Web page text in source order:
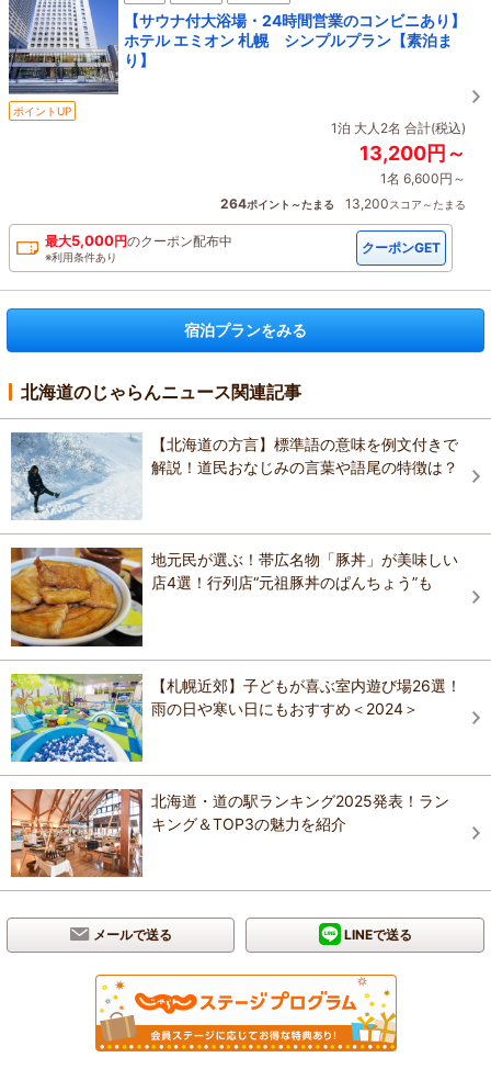
【サウナ付大浴場・24時間営業のコンビニあり】
ホテル エミオン 札幌 シンプルプラン【素泊ま
り】
ポイントUP
1泊 大人2名 合計(税込)
13,200円～
1名 6,600円～
264ポイント～たまる 13,200スコア～たまる
最大5,000円のクーポン配布中
※利用条件あり
クーポンGET
宿泊プランをみる
北海道のじゃらんニュース関連記事
【北海道の方言】標準語の意味を例文付きで
解説！道民おなじみの言葉や語尾の特徴は？
地元民が選ぶ！帯広名物「豚丼」が美味しい
店4選！行列店“元祖豚丼のぱんちょう”も
【札幌近郊】子どもが喜ぶ室内遊び場26選！
雨の日や寒い日にもおすすめ＜2024＞
北海道・道の駅ランキング2025発表！ラン
キング＆TOP3の魅力を紹介
メールで送る LINEで送る